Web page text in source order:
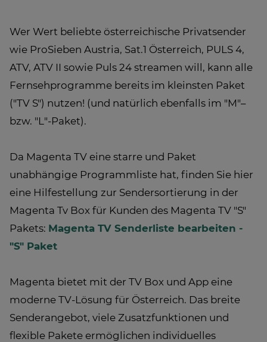
Wer Wert beliebte österreichische Privatsender
wie ProSieben Austria, Sat.1 Österreich, PULS 4,
ATV, ATV II sowie Puls 24 streamen will, kann alle
Fernsehprogramme bereits im kleinsten Paket
("TV S") nutzen! (und natürlich ebenfalls im "M"–
bzw. "L"-Paket).
Da Magenta TV eine starre und Paket
unabhängige Programmliste hat, finden Sie hier
eine Hilfestellung zur Sendersortierung in der
Magenta Tv Box für Kunden des Magenta TV "S"
Pakets: Magenta TV Senderliste bearbeiten -
"S" Paket
Magenta bietet mit der TV Box und App eine
moderne TV-Lösung für Österreich. Das breite
Senderangebot, viele Zusatzfunktionen und
flexible Pakete ermöglichen individuelles